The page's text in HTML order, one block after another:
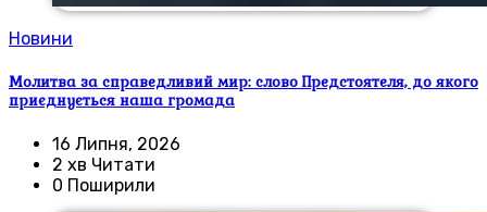
Новини
Молитва за справедливий мир: слово Предстоятеля, до якого
приєднується наша громада
16 Липня, 2026
2 хв Читати
0 Поширили